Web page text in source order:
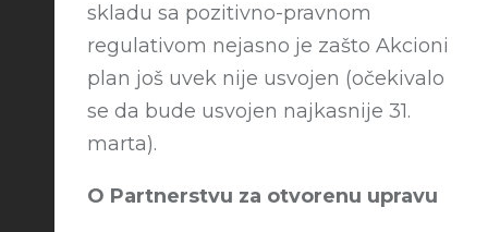
skladu sa pozitivno-pravnom
regulativom nejasno je zašto Akcioni
plan još uvek nije usvojen (očekivalo
se da bude usvojen najkasnije 31.
marta).
O Partnerstvu za otvorenu upravu